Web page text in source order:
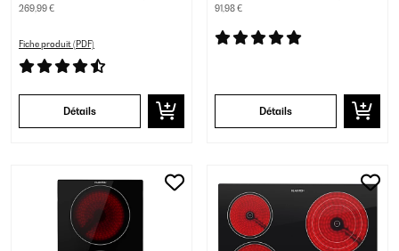
269,99 €
Fiche produit (PDF)
Détails
91,98 €
Détails